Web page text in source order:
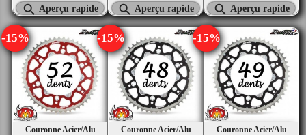
 Aperçu rapide  Aperçu rapide  Aperçu rapide
Couronne Acier/Alu
-15%
Couronne Acier/Alu
-15%
Couronne Acier/Alu
-15%